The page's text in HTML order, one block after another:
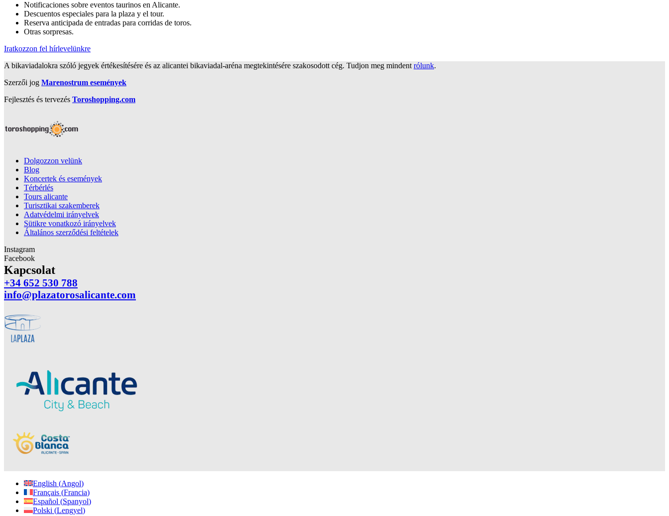
Notificaciones sobre eventos taurinos en Alicante.
Descuentos especiales para la plaza y el tour.
Reserva anticipada de entradas para corridas de toros.
Otras sorpresas.
Iratkozzon fel hírlevelünkre
A bikaviadalokra szóló jegyek értékesítésére és az alicantei bikaviadal-aréna megtekintésére szakosodott cég. Tudjon meg mindent rólunk.
Szerzői jog Marenostrum események
Fejlesztés és tervezés Toroshopping.com
Dolgozzon velünk
Blog
Koncertek és események
Térbérlés
Tours alicante
Turisztikai szakemberek
Adatvédelmi irányelvek
Sütikre vonatkozó irányelvek
Általános szerződési feltételek
Instagram
Facebook
Kapcsolat
+34 652 530 788
info@plazatorosalicante.com
English (Angol)
Français (Francia)
Español (Spanyol)
Polski (Lengyel)